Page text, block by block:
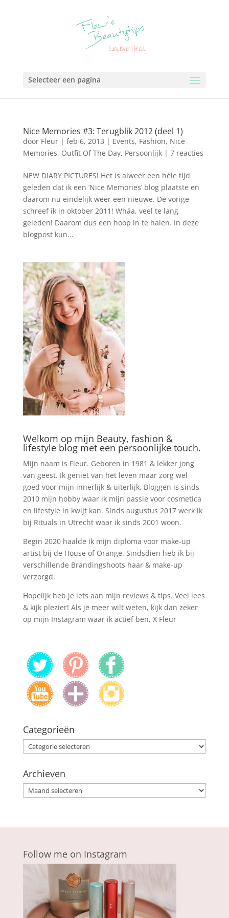
Selecteer een pagina
Nice Memories #3: Terugblik 2012 (deel 1)
door Fleur| feb 6, 2013 | Events, Fashion, Nice
Memories, Outfit Of The Day, Persoonlijk| 7 reacties
NEW DIARY PICTURES! Het is alweer een héle tijd
geleden dat ik een ‘Nice Memories’ blog plaatste en
daarom nu eindelijk weer een nieuwe. De vorige
schreef ik in oktober 2011! Wháa, veel te lang
geleden! Daarom dus een hoop in te halen. In deze
blogpost kun...
Welkom op mijn Beauty, fashion &
lifestyle blog met een persoonlijke touch.
Mijn naam is Fleur. Geboren in 1981 & lekker jong
van geest. Ik geniet van het leven maar zorg wel
goed voor mijn innerlijk & uiterlijk. Bloggen is sinds
2010 mijn hobby waar ik mijn passie voor cosmetica
en lifestyle in kwijt kan. Sinds augustus 2017 werk ik
bij Rituals in Utrecht waar ik sinds 2001 woon.
Begin 2020 haalde ik mijn diploma voor make-up
artist bij de House of Orange. Sindsdien heb ik bij
verschillende Brandingshoots haar & make-up
verzorgd.
Hopelijk heb je iets aan mijn reviews & tips. Veel lees
& kijk plezier! Als je meer wilt weten, kijk dan zeker
op mijn Instagram waar ik actief ben, X Fleur
Categorieën
Categorieën
Archieven
Archieven
Follow me on Instagram